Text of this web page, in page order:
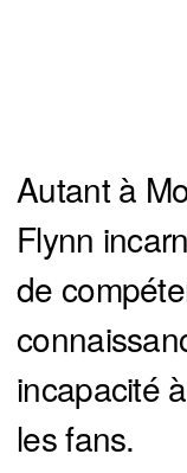
Autant à
Flynn
de
incapacité
les fans.